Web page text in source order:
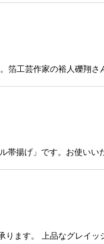
箔工芸作家の裕人礫翔
帯揚げ」です。お使い
ます。 上品なグレイ